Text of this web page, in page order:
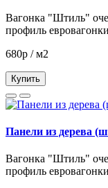
Вагонка "Штиль"
профиль
680р / м2
Купить
Панели из дерева
Вагонка "Штиль"
профиль